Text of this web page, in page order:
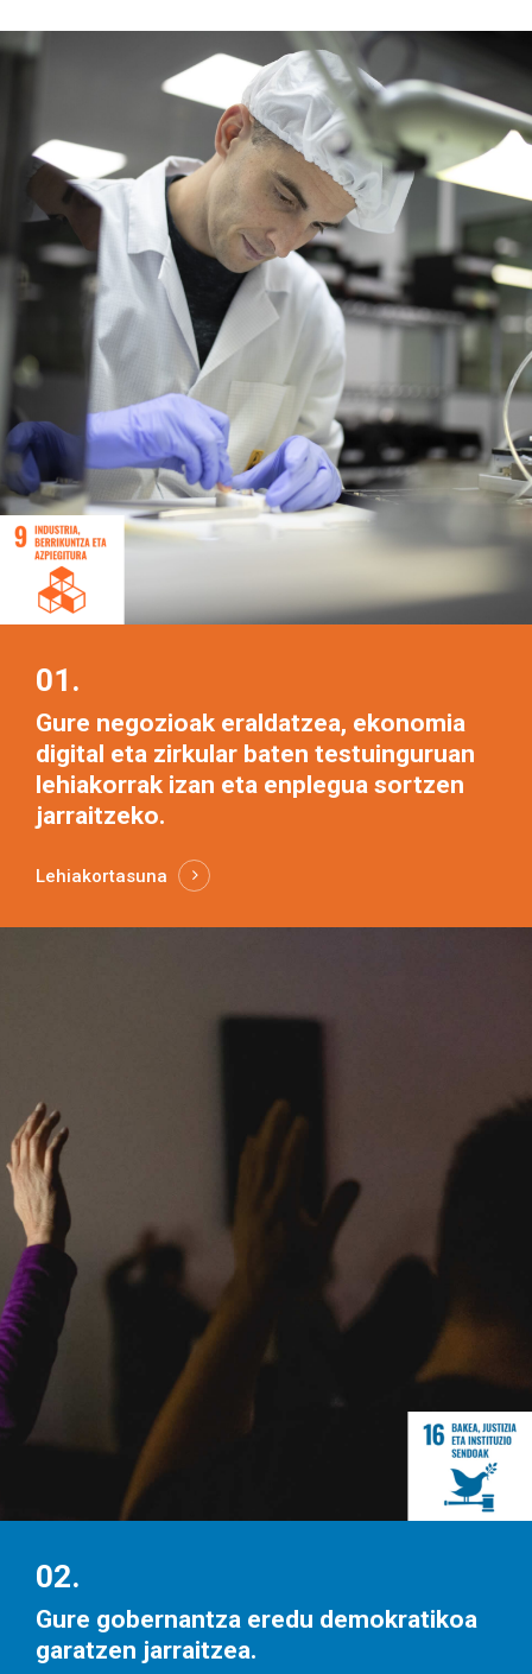
01.
Gure negozioak eraldatzea, ekonomia
digital eta zirkular baten testuinguruan
lehiakorrak izan eta enplegua sortzen
jarraitzeko.
Lehiakortasuna
02.
Gure gobernantza eredu demokratikoa
garatzen jarraitzea.